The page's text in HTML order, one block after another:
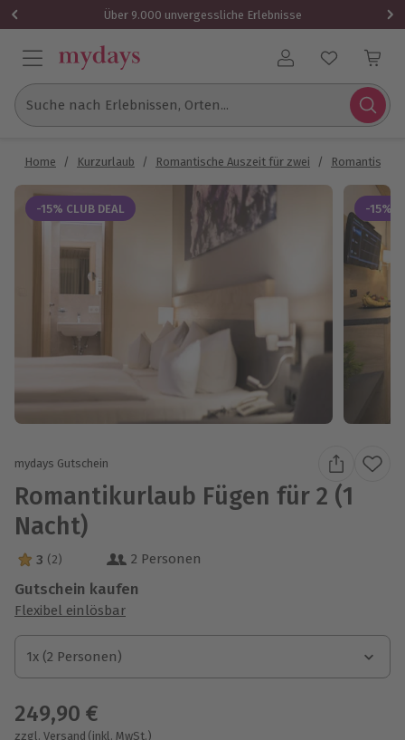
Über 9.000 unvergessliche Erlebnisse
Benutzerkonto
Suche nach Erlebnissen, Orten...
Home / Kurzurlaub / Romantische Auszeit für zwei /
-15% CLUB DEAL -15%
mydays Gutschein
Romantikurlaub Fügen für 2 (1
Nacht)
3 Sterne von 5 aus 2 Bewertungen
3 (2) 2 Personen
Gutschein kaufen
Flexibel einlösbar
1x (2 Personen)
1x (2 Personen)
1x (2 Personen)
249,90 €
zzgl. Versand (inkl. MwSt.)